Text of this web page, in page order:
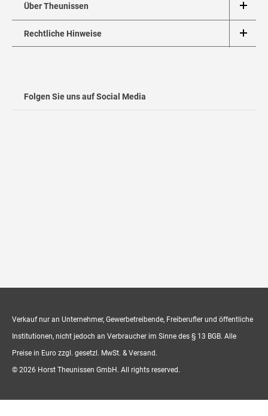
Über Theunissen
Rechtliche Hinweise
Folgen Sie uns auf Social Media
Verkauf nur an Unternehmer, Gewerbetreibende, Freiberufler und öffentliche
Institutionen, nicht jedoch an Verbraucher im Sinne des § 13 BGB. Alle
Preise in Euro zzgl. gesetzl. MwSt. & Versand.
© 2026 Horst Theunissen GmbH. All rights reserved.